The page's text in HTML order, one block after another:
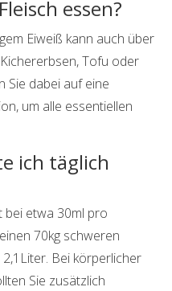
essen?
Eiweiß kann auch über
Tofu oder
Sie dabei auf eine
um alle essentiellen
ich täglich
bei etwa 30ml pro
70kg schweren
Bei körperlicher
Sie zusätzlich